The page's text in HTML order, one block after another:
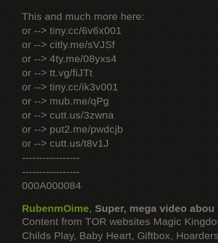
This and much more here:
or --> tiny.cc/6v6x001
or --> citly.me/sVJSf
or --> 4ty.me/08yxs4
or --> tt.vg/fiJTt
or --> tiny.cc/ik3v001
or --> mub.me/qPg
or --> cutt.us/3zwna
or --> put2.me/pwdcjb
or --> cutt.us/t8v1J
-----------------
-----------------
000A000084
RubenmOime, Super, mega video abou
Content from TOR websites Magic
Childs Play, Baby Heart, Giftbox,